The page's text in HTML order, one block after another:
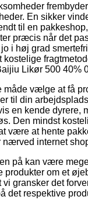
En sikker
til en
præcis når det
i høj grad
kostelige
Likør 500 40%
måde vælge at få
til din
en kende dyrere,
Den mindst
være at hente
internet
på kan være
produkter om et
vi gransker det
det respektive